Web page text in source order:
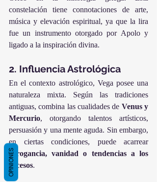
constelación tiene connotaciones de arte,
música y elevación espiritual, ya que la lira
fue un instrumento otorgado por Apolo y
ligado a la inspiración divina.
2. Influencia Astrológica
En el contexto astrológico, Vega posee una
naturaleza mixta. Según las tradiciones
antiguas, combina las cualidades de Venus y
Mercurio, otorgando talentos artísticos,
persuasión y una mente aguda. Sin embargo,
en ciertas condiciones, puede acarrear
arrogancia, vanidad o tendencias a los
excesos.
OPINIONES